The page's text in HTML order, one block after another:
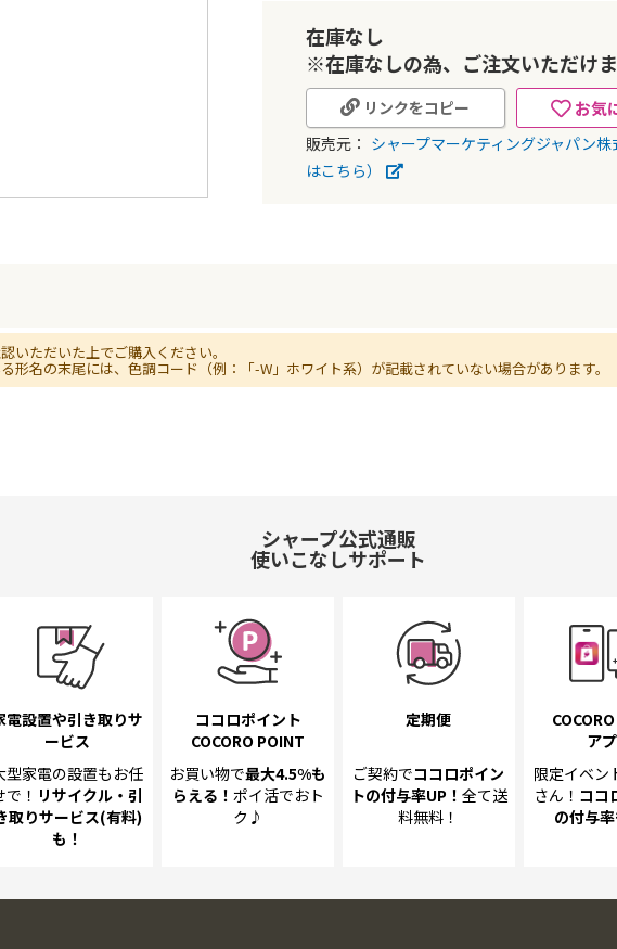
在庫なし
※在庫なしの為、ご注文いただけま
お気
リンクをコピー
販売元： シャープマーケティングジャパン株
はこちら）
いただいた上でご購入ください。
形名の末尾には、色調コード（例：「-W」ホワイト系）が記載されていない場合があります。
シャープ公式通販
使いこなしサポート
電設置や引き取りサ
ービス
型家電の設置も お任
で！ リサイクル・引
取りサービス(有料)
も！
ココロポイント
COCORO POINT
お買い物で最大4.5%も
らえる！ ポイ活でおト
ク♪
定期便
ご契約でココロポイン
トの付与率UP！ 全て送
料無料！
ア
限定イベン
さん！ ココ
の付与率